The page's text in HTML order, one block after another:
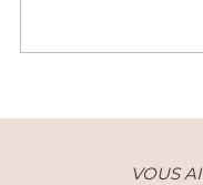
VOUS